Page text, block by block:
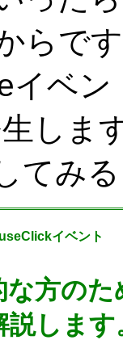
らで
イベ
しま
てみ
イベント
方の
説します